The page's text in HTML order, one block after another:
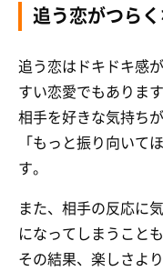
追う恋がつら
追う恋はドキドキ感
すい恋愛でもあります
相手を好きな気持ち
「もっと振り向いて
す。
また、相手の反応に
になってしまうこと
その結果、楽しさよ